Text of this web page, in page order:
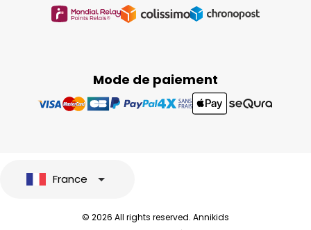
Mode de paiement
France
© 2026 All rights reserved. Annikids